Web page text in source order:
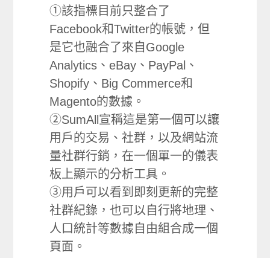
①該指標目前只整合了
Facebook和Twitter的帳號，但
是它也融合了來自Google
Analytics、eBay、PayPal、
Shopify、Big Commerce和
Magento的數據。
②SumAll宣稱這是第一個可以讓
用戶的交易、社群，以及網站流
量社群行銷，在一個單一的儀表
板上顯示的分析工具。
③用戶可以看到即刻更新的完整
社群紀錄，也可以自行將地理、
人口統計等數據自由組合成一個
頁面。